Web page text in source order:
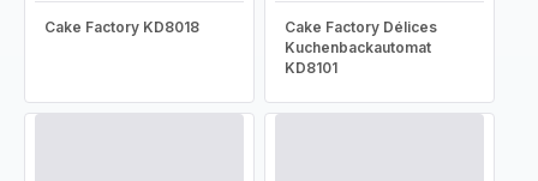
Cake Factory KD8018
Cake Factory Délices
Kuchenbackautomat
KD8101